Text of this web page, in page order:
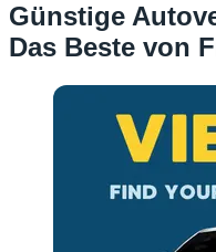
Günstige
Das Beste von